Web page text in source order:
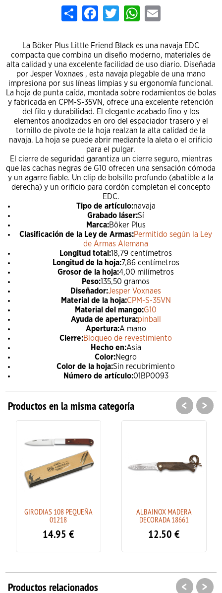
Share FacebookTwitterWhatsApp
Email
La Böker Plus Little Friend Black es una navaja EDC
compacta que combina un diseño moderno, materiales de
alta calidad y una excelente facilidad de uso diario. Diseñada
por Jesper Voxnaes , esta navaja plegable de una mano
impresiona por sus líneas limpias y su ergonomía funcional.
La hoja de punta caída, montada sobre rodamientos de bolas
y fabricada en CPM-S-35VN, ofrece una excelente retención
del filo y durabilidad. El elegante acabado fino y los
elementos anodizados en oro del espaciador trasero y el
tornillo de pivote de la hoja realzan la alta calidad de la
navaja. La hoja se puede abrir mediante la aleta o el orificio
para el pulgar.
El cierre de seguridad garantiza un cierre seguro, mientras
que las cachas negras de G10 ofrecen una sensación cómoda
y un agarre fiable. Un clip de bolsillo profundo (abatible a la
derecha) y un orificio para cordón completan el concepto
EDC.
Tipo de artículo:navaja
Grabado láser:Sí
Marca:Böker Plus
Clasificación de la Ley de Armas:Permitido según la Ley
de Armas Alemana
Longitud total:18,79 centímetros
Longitud de la hoja:7,86 centímetros
Grosor de la hoja:4,00 milímetros
Peso:135,50 gramos
Diseñador:Jesper Voxnaes
Material de la hoja:CPM-S-35VN
Material del mango:G10
Ayuda de apertura:pinball
Apertura:A mano
Cierre:Bloqueo de revestimiento
Hecho en:Asia
Color:Negro
Color de la hoja:Sin recubrimiento
Número de artículo:01BP0093
Productos en la misma categoría
GIRODIAS 108 PEQUEÑA
01218
14.95 €
ALBAINOX MADERA
DECORADA 18661
12.50 €
< >
Productos relacionados < >